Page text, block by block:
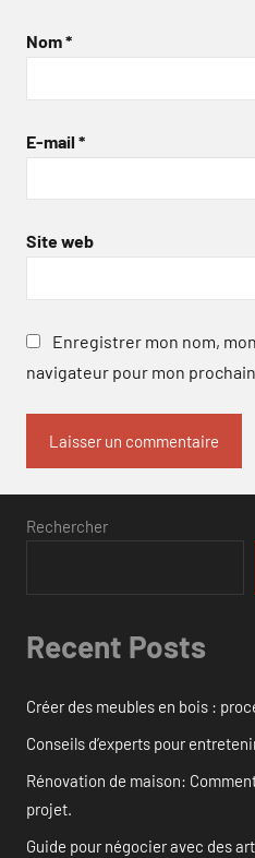
Nom*
E-mail *
Site web
Enregistrer mon nom,
navigateur pour mon
Rechercher
Recent Posts
Créer des meubles en bois :
Conseils d’experts pour
Rénovation de maison:
projet.
Guide pour négocier avec des